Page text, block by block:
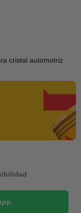
cristal automotriz